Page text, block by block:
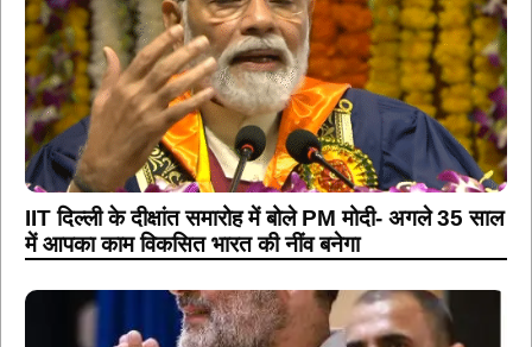
IIT दिल्ली के दीक्षांत समारोह में बोले PM मोदी- अगले 35 साल
में आपका काम विकसित भारत की नींव बनेगा